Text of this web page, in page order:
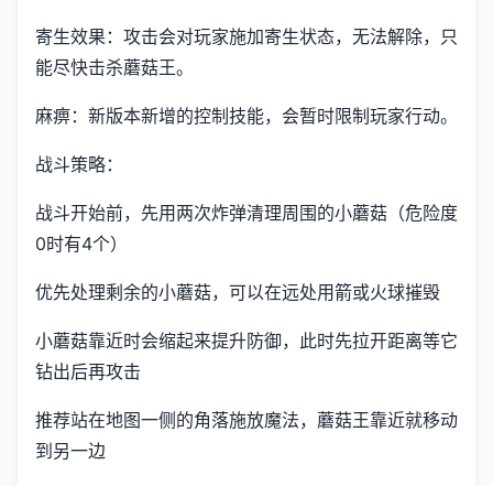
寄生效果：攻击会对玩家施加寄生状态，无法解除，只
能尽快击杀蘑菇王。
麻痹：新版本新增的控制技能，会暂时限制玩家行动。
战斗策略：
战斗开始前，先用两次炸弹清理周围的小蘑菇（危险度
0时有4个）
优先处理剩余的小蘑菇，可以在远处用箭或火球摧毁
小蘑菇靠近时会缩起来提升防御，此时先拉开距离等它
钻出后再攻击
推荐站在地图一侧的角落施放魔法，蘑菇王靠近就移动
到另一边